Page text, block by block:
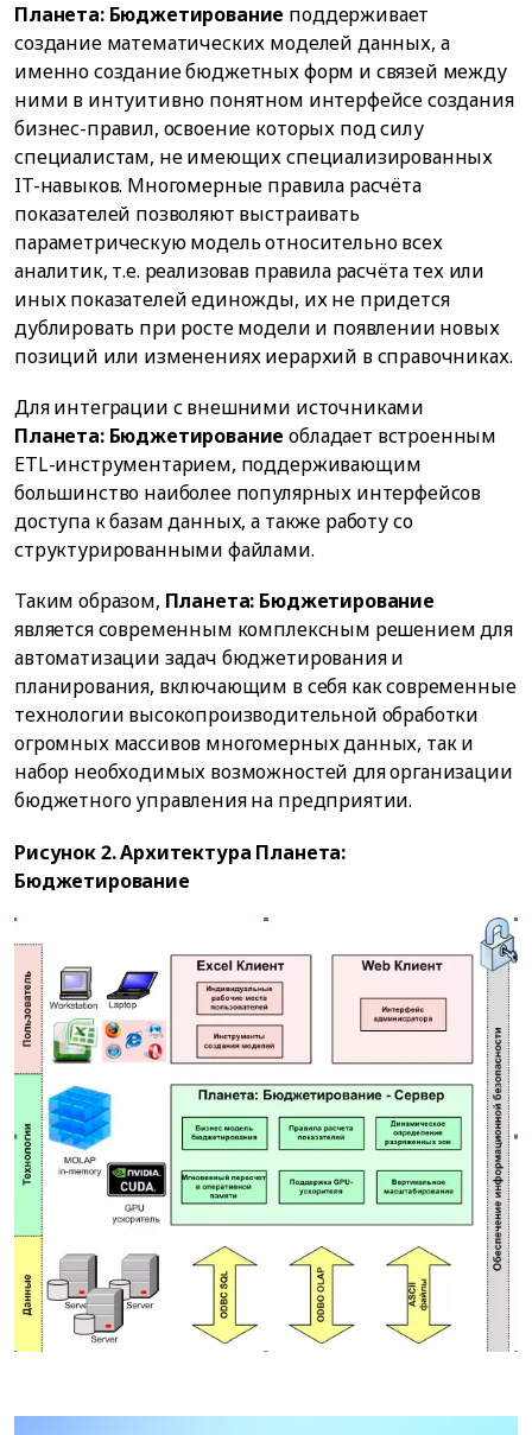
Планета: Бюджетирование поддерживает
создание математических моделей данных, а
именно создание бюджетных форм и связей между
ними в интуитивно понятном интерфейсе создания
бизнес-правил, освоение которых под силу
специалистам, не имеющих специализированных
IT-навыков. Многомерные правила расчёта
показателей позволяют выстраивать
параметрическую модель относительно всех
аналитик, т.е. реализовав правила расчёта тех или
иных показателей единожды, их не придется
дублировать при росте модели и появлении новых
позиций или изменениях иерархий в справочниках.
Для интеграции с внешними источниками
Планета: Бюджетирование обладает встроенным
ETL-инструментарием, поддерживающим
большинство наиболее популярных интерфейсов
доступа к базам данных, а также работу со
структурированными файлами.
Таким образом, Планета: Бюджетирование
является современным комплексным решением для
автоматизации задач бюджетирования и
планирования, включающим в себя как современные
технологии высокопроизводительной обработки
огромных массивов многомерных данных, так и
набор необходимых возможностей для организации
бюджетного управления на предприятии.
Рисунок 2. Архитектура Планета:
Бюджетирование